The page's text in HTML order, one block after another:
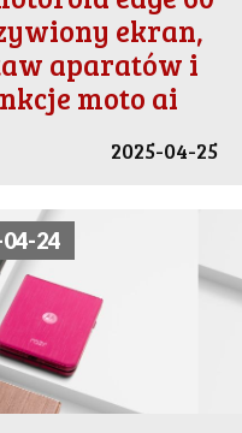
ekran,
aparatów i
moto ai
2025-04-25
24